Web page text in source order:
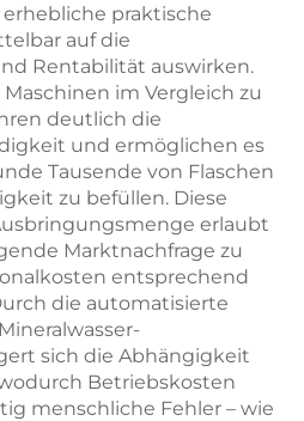
praktische
auf die
Rentabilität auswirken.
im Vergleich zu
deutlich die
und ermöglichen es
Tausende von Flaschen
zu befüllen. Diese
erlaubt
Marktnachfrage zu
entsprechend
die automatisierte
sich die Abhängigkeit
Betriebskosten
menschliche Fehler – wie